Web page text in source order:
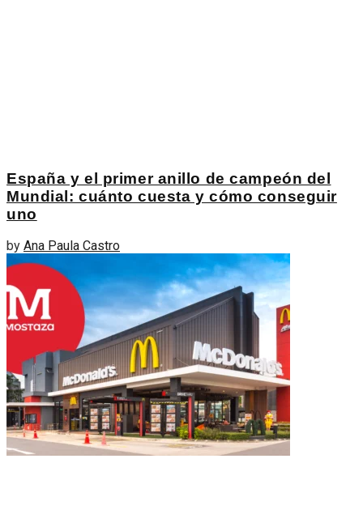
España y el primer anillo de campeón del
Mundial: cuánto cuesta y cómo conseguir
uno
by Ana Paula Castro